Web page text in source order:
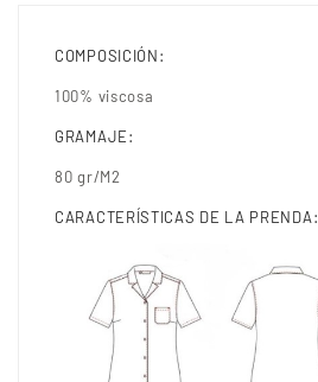
COMPOSICIÓN:
100% viscosa
GRAMAJE:
80 gr/M2
CARACTERÍSTICAS DE LA PRENDA: